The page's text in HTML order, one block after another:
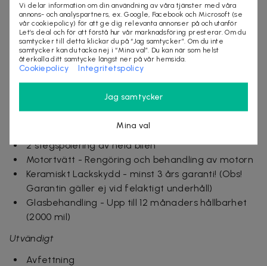
bort tuffare fläckar
Dammsugning
Panelrengöring
Rengöring av fönster och speglar
Rengöring av golvmattor
ytterligare en behandling
2 stegspolering av hela bilen
Motortvätt - Rengöring och behandling av motorn
Keramiskt Lackskydd - minst 3 års garanti! (Obs!
Garantin gäller ej vid felaktigt underhåll)
Glasbehandling - Upp till 12 månaders hållbarhet
(2000 mil)
Utvändigt
Avfettning
Vi delar information om din användning av våra tjänster med våra
annons- och analyspartners, ex. Google, Facebook och Microsoft (se
vår cookiepolicy) för att ge dig relevanta annonser på och utanför
Let’s deal och för att förstå hur vår marknadsföring presterar. Om du
samtycker till detta klickar du på “Jag samtycker”. Om du inte
samtycker kan du tacka nej i “Mina val”. Du kan när som helst
återkalla ditt samtycke längst ner på vår hemsida.
Cookiepolicy Integritetspolicy
Jag samtycker
Mina val